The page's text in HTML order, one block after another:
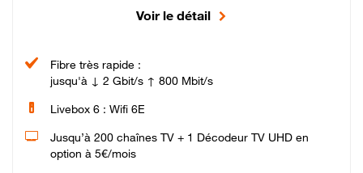
Voir le détail
Fibre très rapide :
jusqu'à ↓ 2 Gbit/s ↑ 800 Mbit/s
Livebox 6 : Wifi 6E
Jusqu’à 200 chaînes TV + 1 Décodeur TV UHD en
option à 5€/mois